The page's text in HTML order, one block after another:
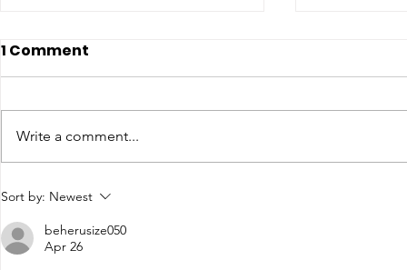
CONCLUSO AL CESMA IL
PERCORSO DI
FORMAZIONE SCUOLA
1 Comment
Write a comment...
Sort by: Newest
beherusize050
Apr 26